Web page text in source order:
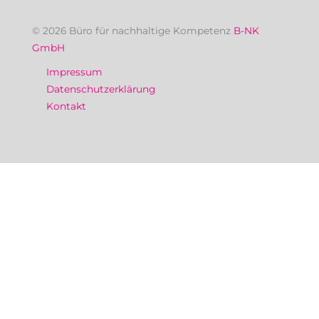
© 2026 Büro für nachhaltige Kompetenz B-NK
GmbH
Impressum
Datenschutzerklärung
Kontakt